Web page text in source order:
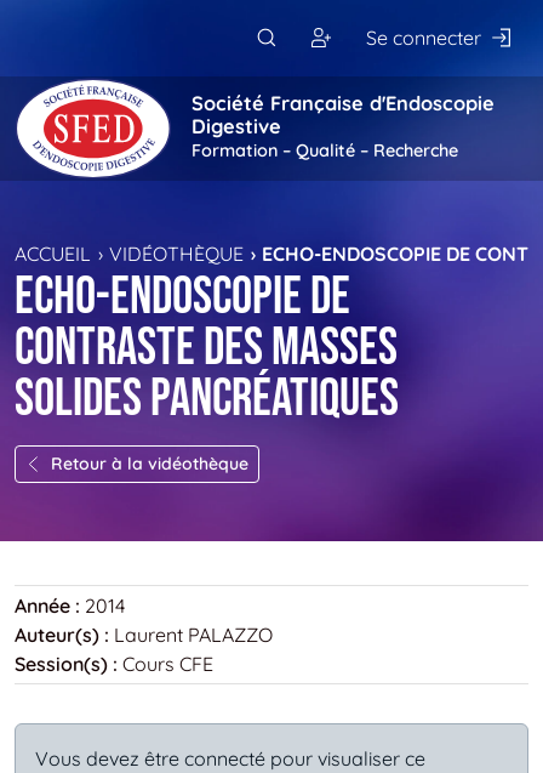
Se connecter
Société Française d'Endoscopie
Digestive
Formation – Qualité – Recherche
ACCUEIL VIDÉOTHÈQUE ECHO-ENDOSCOPIE DE
Echo-endoscopie de
contraste des masses
solides pancréatiques
Retour à la vidéothèque
Année : 2014
Auteur(s) : Laurent PALAZZO
Session(s) : Cours CFE
Vous devez être connecté pour visualiser ce